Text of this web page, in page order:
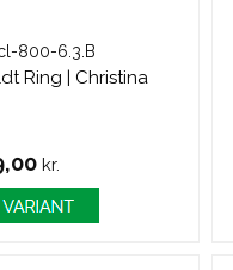
800-6.3.B
Ring | Christina
kr.